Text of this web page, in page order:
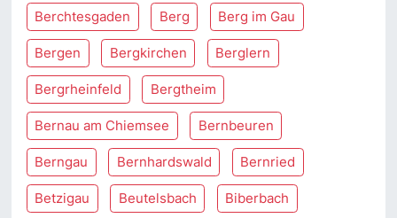
Berchtesgaden Berg Berg im Gau
Bergen Bergkirchen Berglern
Bergrheinfeld Bergtheim
Bernau am Chiemsee Bernbeuren
Berngau Bernhardswald Bernried
Betzigau Beutelsbach Biberbach